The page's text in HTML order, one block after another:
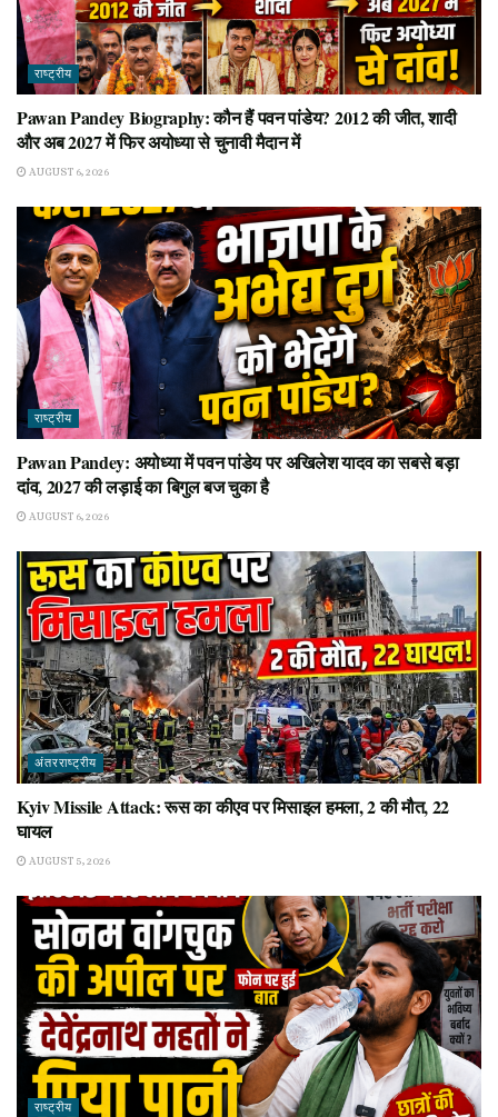
राष्ट्रीय
Pawan Pandey Biography: कौन हैं पवन पांडेय? 2012 की जीत, शादी
और अब 2027 में फिर अयोध्या से चुनावी मैदान में
AUGUST 6, 2026
राष्ट्रीय
Pawan Pandey: अयोध्या में पवन पांडेय पर अखिलेश यादव का सबसे बड़ा
दांव, 2027 की लड़ाई का बिगुल बज चुका है
AUGUST 6, 2026
अंतरराष्ट्रीय
Kyiv Missile Attack: रूस का कीएव पर मिसाइल हमला, 2 की मौत, 22
घायल
AUGUST 5, 2026
राष्ट्रीय